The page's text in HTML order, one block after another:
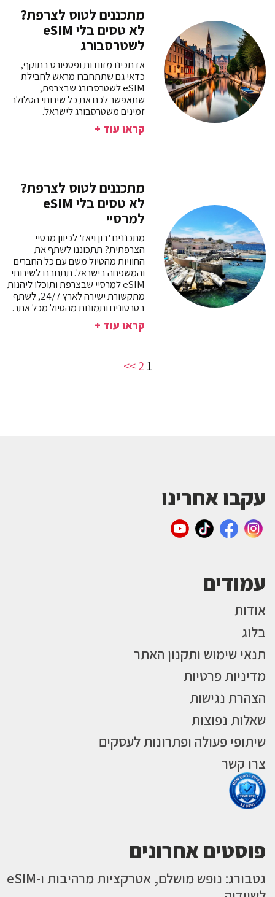
מתכננים לטוס לצרפת?
לא טסים בלי eSIM
לשטרסבורג
אז תכינו מזוודות ופספורט בתוקף,
כדאי גם שתתחברו מראש לחבילת
eSIM לשטרסבורג שבצרפת,
שתאפשר לכם את כל שירותי הסלולר
זמינים משטרסבורג לישראל.
קראו עוד +
מתכננים לטוס לצרפת?
לא טסים בלי eSIM
למרסיי
מתכננים 'בון ויאז' לכיוון מרסיי
הצרפתית? תתכוננו לשתף את
החוויות מהטיול משם עם כל החברים
והמשפחה בישראל. תתחברו לשירותי
eSIM למרסיי שבצרפת ותוכלו ליהנות
מתקשורת ישירה לארץ 24/7, לשתף
בסרטונים ותמונות מהטיול מכל אתר.
קראו עוד +
1
2
>>
עקבו אחרינו
עמודים
אודות
בלוג
תנאי שימוש ותקנון האתר
מדיניות פרטיות
הצהרת נגישות
שאלות נפוצות
שיתופי פעולה ופתרונות לעסקים
צרו קשר
פוסטים אחרונים
גטבורג: נופש מושלם, אטרקציות מרהיבות ו-eSIM